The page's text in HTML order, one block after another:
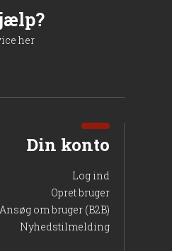
her
Din konto
Log ind
Opret bruger
Ansøg om bruger (B2B)
Nyhedstilmelding